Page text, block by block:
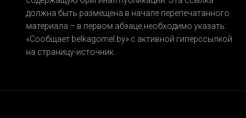
должна быть размещена в начале перепечатанного
материала – в первом абзаце необходимо указать:
«Сообщает belkagomel.by»с активной гиперссылкой
на страницу-источник.